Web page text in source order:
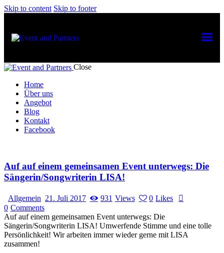
Skip to content Skip to footer
Close
Home
Über uns
Angebot
Blog
Kontakt
Facebook
Auf auf einem gemeinsamen Event unterwegs: Die
Sängerin/Songwriterin LISA!
Allgemein 21. Juli 2017 931 Views 0 Likes
0 Comments
Auf auf einem gemeinsamen Event unterwegs: Die
Sängerin/Songwriterin LISA! Umwerfende Stimme und eine tolle
Persönlichkeit! Wir arbeiten immer wieder gerne mit LISA
zusammen!